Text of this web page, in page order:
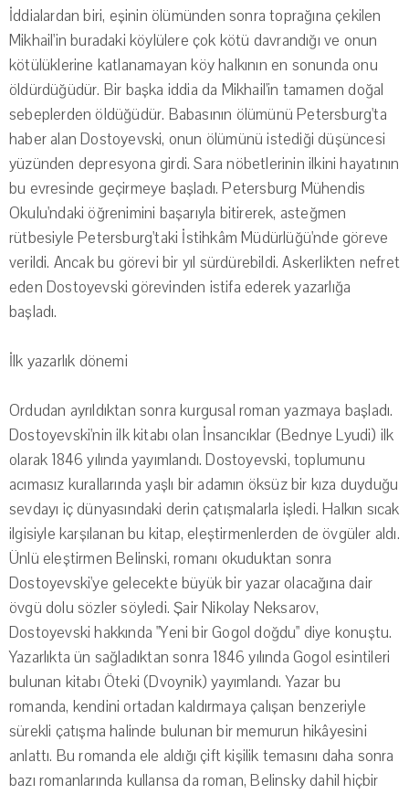
İddialardan biri, eşinin ölümünden sonra toprağına çekilen
Mikhail'in buradaki köylülere çok kötü davrandığı ve onun
kötülüklerine katlanamayan köy halkının en sonunda onu
öldürdüğüdür. Bir başka iddia da Mikhail'in tamamen doğal
sebeplerden öldüğüdür. Babasının ölümünü Petersburg'ta
haber alan Dostoyevski, onun ölümünü istediği düşüncesi
yüzünden depresyona girdi. Sara nöbetlerinin ilkini hayatının
bu evresinde geçirmeye başladı. Petersburg Mühendis
Okulu'ndaki öğrenimini başarıyla bitirerek, asteğmen
rütbesiyle Petersburg'taki İstihkâm Müdürlüğü'nde göreve
verildi. Ancak bu görevi bir yıl sürdürebildi. Askerlikten nefret
eden Dostoyevski görevinden istifa ederek yazarlığa
başladı.
İlk yazarlık dönemi
Ordudan ayrıldıktan sonra kurgusal roman yazmaya başladı.
Dostoyevski'nin ilk kitabı olan İnsancıklar (Bednye Lyudi) ilk
olarak 1846 yılında yayımlandı. Dostoyevski, toplumunu
acımasız kurallarında yaşlı bir adamın öksüz bir kıza duyduğu
sevdayı iç dünyasındaki derin çatışmalarla işledi. Halkın sıcak
ilgisiyle karşılanan bu kitap, eleştirmenlerden de övgüler aldı.
Ünlü eleştirmen Belinski, romanı okuduktan sonra
Dostoyevski'ye gelecekte büyük bir yazar olacağına dair
övgü dolu sözler söyledi. Şair Nikolay Neksarov,
Dostoyevski hakkında "Yeni bir Gogol doğdu" diye konuştu.
Yazarlıkta ün sağladıktan sonra 1846 yılında Gogol esintileri
bulunan kitabı Öteki (Dvoynik) yayımlandı. Yazar bu
romanda, kendini ortadan kaldırmaya çalışan benzeriyle
sürekli çatışma halinde bulunan bir memurun hikâyesini
anlattı. Bu romanda ele aldığı çift kişilik temasını daha sonra
bazı romanlarında kullansa da roman, Belinsky dahil hiçbir